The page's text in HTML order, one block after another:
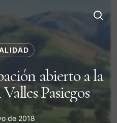
abierto a la
Pasiegos
de 2018